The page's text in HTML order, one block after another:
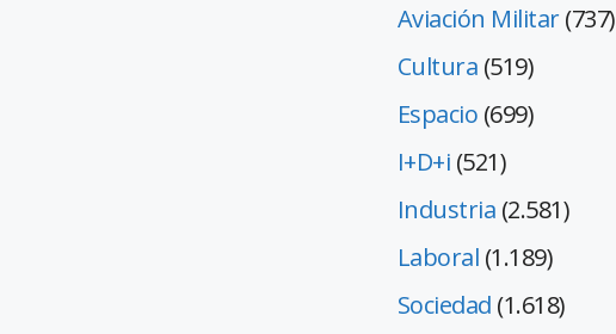
Aviación Militar(737)
Cultura (519)
Espacio (699)
I+D+i (521)
Industria (2.581)
Laboral (1.189)
Sociedad (1.618)